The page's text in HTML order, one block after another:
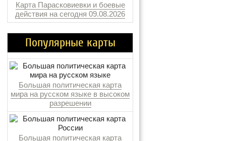
Карта Парасковиевки и боевые
действия на сегодня 09.08.2026
Популярные карты
Большая политическая карта
мира на русском языке в высоком
разрешении
Большая политическая карта